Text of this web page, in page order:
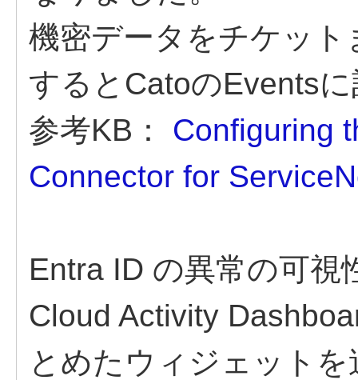
機密データをチケッ
するとCatoのEvents
参考KB： Configuring
Connector for
Entra ID の異常の可視
Cloud Activity
とめたウィジェット